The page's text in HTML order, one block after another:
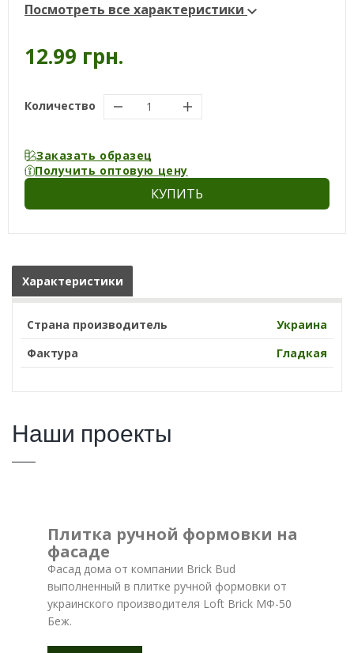
Посмотреть все характеристики
12.99 грн.
Количество
Заказать образец
Получить оптовую цену
КУПИТЬ
Характеристики
Страна производитель
Украина
Фактура
Гладкая
Наши проекты
Плитка ручной формовки на
фасаде
Фасад дома от компании Brick Bud
выполненный в плитке ручной формовки от
украинского производителя Loft Brick МФ-50
Беж.